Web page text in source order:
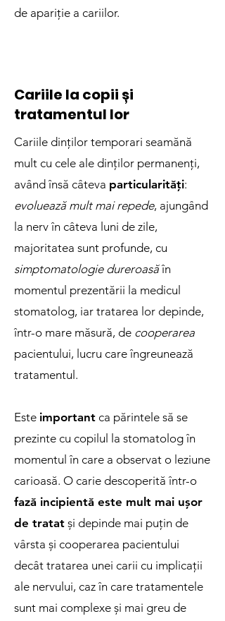
de apariție a cariilor.
Cariile la copii și
tratamentul lor
Cariile dinților temporari seamănă
mult cu cele ale dinților permanenți,
având însă câteva particularități:
evoluează mult mai repede, ajungând
la nerv în câteva luni de zile,
majoritatea sunt profunde, cu
simptomatologie dureroasăîn
momentul prezentării la medicul
stomatolog, iar tratarea lor depinde,
într-o mare măsură, de cooperarea
pacientului, lucru care îngreunează
tratamentul.
Este important ca părintele să se
prezinte cu copilul la stomatolog în
momentul în care a observat o leziune
carioasă. O carie descoperită într-o
fază incipientă este mult mai ușor
de tratat și depinde mai puțin de
vârsta și cooperarea pacientului
decât tratarea unei carii cu implicații
ale nervului, caz în care tratamentele
sunt mai complexe și mai greu de